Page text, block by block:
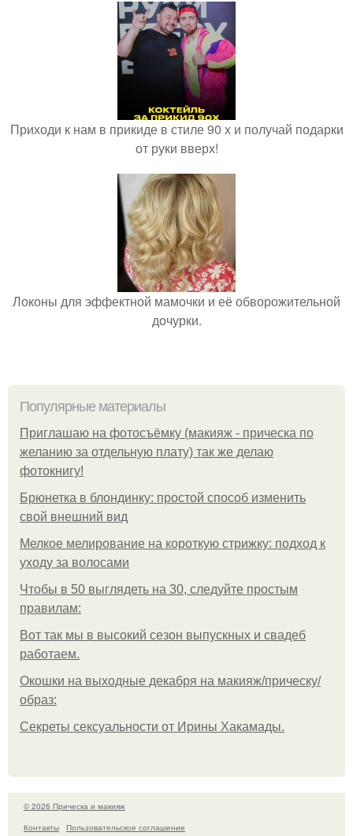
Приходи к нам в прикиде в стиле 90 х и получай подарки
от руки вверх!
Локоны для эффектной мамочки и её обворожительной
дочурки.
Популярные материалы
Приглашаю на фотосъёмку (макияж - прическа по
желанию за отдельную плату) так же делаю
фотокнигу!
Брюнетка в блондинку: простой способ изменить
свой внешний вид
Мелкое мелирование на короткую стрижку: подход к
уходу за волосами
Чтобы в 50 выглядеть на 30, следуйте простым
правилам:
Вот так мы в высокий сезон выпускных и свадеб
работаем.
Окошки на выходные декабря на макияж/прическу/
образ:
Секреты сексуальности от Ирины Хакамады.
© 2026 Прическа и макияж
Контакты
Пользовательское соглашение